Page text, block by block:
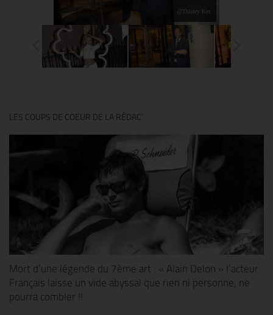
LES COUPS DE COEUR DE LA RÉDAC’
Mort d’une légende du 7ème art : « Alain Delon » l’acteur
Français laisse un vide abyssal que rien ni personne, ne
pourra combler !!